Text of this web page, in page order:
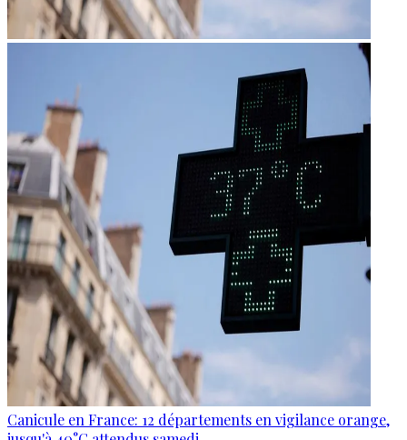
Canicule en France: 12 départements en vigilance orange,